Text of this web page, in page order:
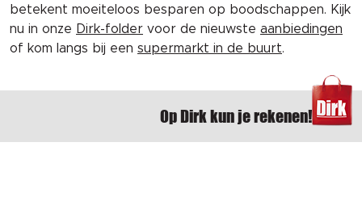
betekent moeiteloos besparen op boodschappen. Kijk
nu in onze Dirk-folder voor de nieuwste aanbiedingen
of kom langs bij een supermarkt in de buurt.
Op Dirk kun je rekenen!